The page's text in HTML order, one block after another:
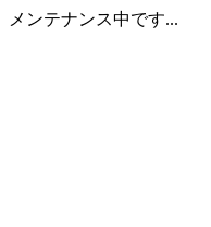
メンテナンス中です...